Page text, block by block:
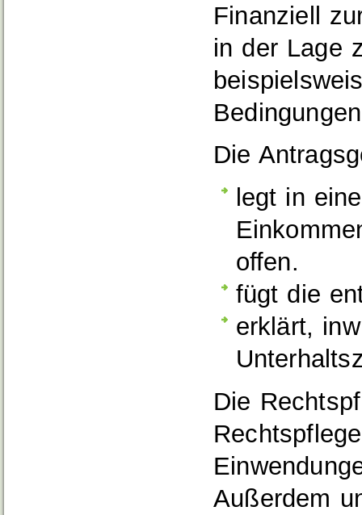
Finanziell
in der Lage
Die
legt in
offen.
fügt die
erklärt,
Die
Außerdem